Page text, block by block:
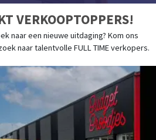
VERKOOPTOPPERS!
naar een nieuwe uitdaging? Kom ons
naar talentvolle FULL TIME verkopers.